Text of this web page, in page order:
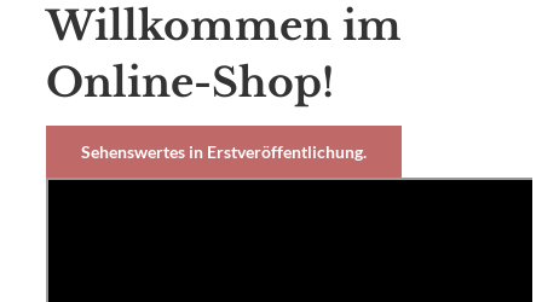
Willkommen im
Online-Shop!
Sehenswertes in Erstveröffentlichung.